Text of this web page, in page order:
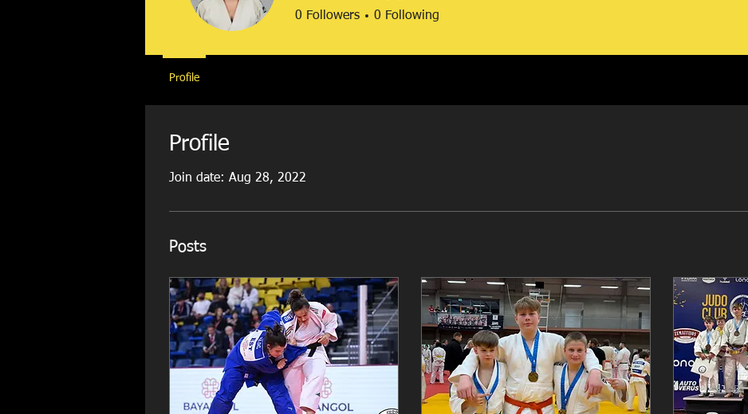
Profile
Join date: Aug 28, 2022
Posts
0 Followers 0 Following
Profile